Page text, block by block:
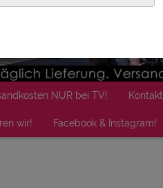
NUR bei TV! Kontakt
wir! Facebook & Instagram!